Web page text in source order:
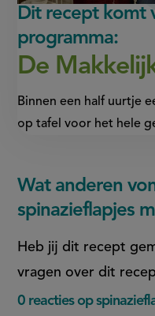
Dit recept komt
programma:
De
Binnen een half uurtje
op tafel voor het hele
Wat anderen
spinazieflapjes
Heb jij dit recept
vragen over dit
0 reacties op